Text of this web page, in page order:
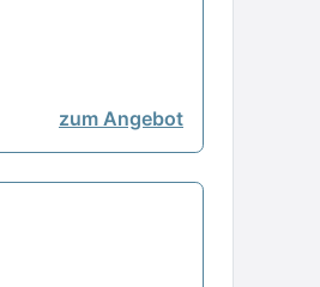
zum Angebot